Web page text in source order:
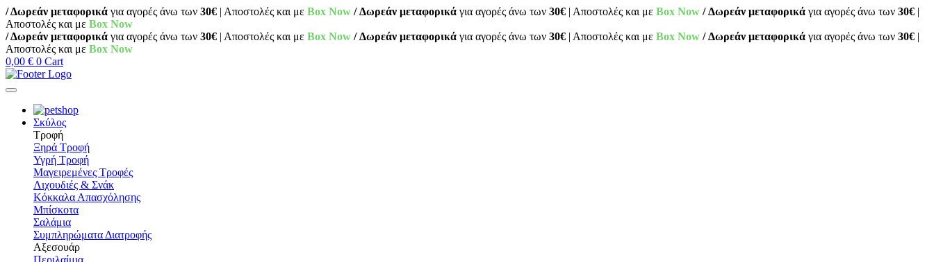
/ Δωρεάν μεταφορικά για αγορές άνω των 30€ | Αποστολές και με Box Now / Δωρεάν μεταφορικά για αγορές άνω των 30€ | Αποστολές και με Box Now / Δωρεάν μεταφορικά για αγορές άνω των 30€ |
Αποστολές και με Box Now
/ Δωρεάν μεταφορικά για αγορές άνω των 30€ | Αποστολές και με Box Now / Δωρεάν μεταφορικά για αγορές άνω των 30€ | Αποστολές και με Box Now / Δωρεάν μεταφορικά για αγορές άνω των 30€ |
Αποστολές και με Box Now
0,00 € 0 Cart
Σκύλος
Τροφή
Ξηρά Τροφή
Υγρή Τροφή
Μαγειρεμένες Τροφές
Λιχουδιές & Σνάκ
Κόκκαλα Απασχόλησης
Μπίσκοτα
Σαλάμια
Συμπληρώματα Διατροφής
Αξεσουάρ
Περιλαίμια